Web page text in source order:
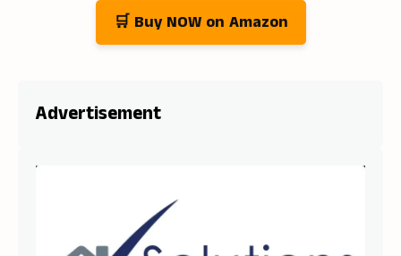
🛒 Buy NOW on Amazon
Advertisement